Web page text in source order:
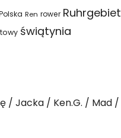
Ren rower Ruhrgebiet
świątynia
Jacka Ken.G. Mad